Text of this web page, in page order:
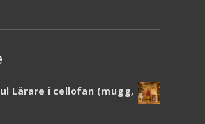
Lärare i cellofan (mugg,